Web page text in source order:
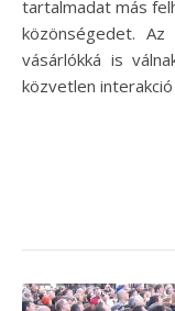
tartalmadat más
közönségedet.
vásárlókká is
közvetlen